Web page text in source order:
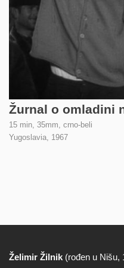
Žurnal o omladini
15 min, 35mm, crno-beli
Yugoslavia, 1967
Biografija
Želimir Žilnik (rođen u Nišu,